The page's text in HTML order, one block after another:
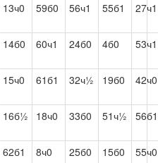
13ч0 59б0 56ч1 55б1 27ч1
14б0 60ч1 24б0 4б0 53ч1
15ч0 61б1 32ч½ 19б0 42ч0
16б½ 18ч0 33б0 51ч½ 56б1
62б1 8ч0 25б0 15б0 55ч0